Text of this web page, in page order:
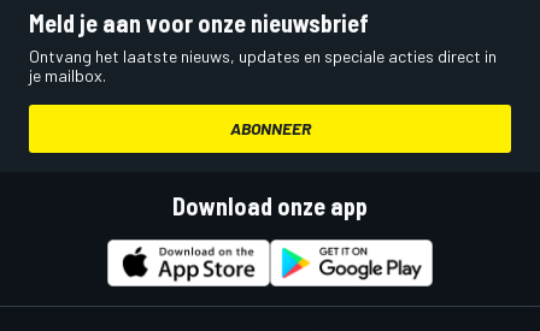
Meld je aan voor onze nieuwsbrief
Ontvang het laatste nieuws, updates en speciale acties direct in
je mailbox.
ABONNEER
Download onze app